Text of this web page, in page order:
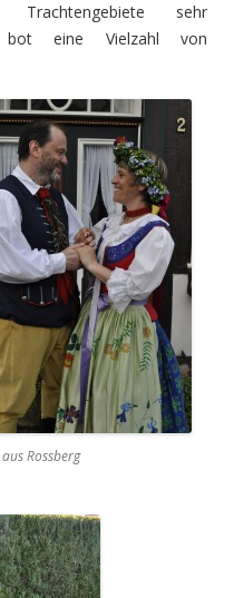
sehr
bot eine Vielzahl von
Rossberg